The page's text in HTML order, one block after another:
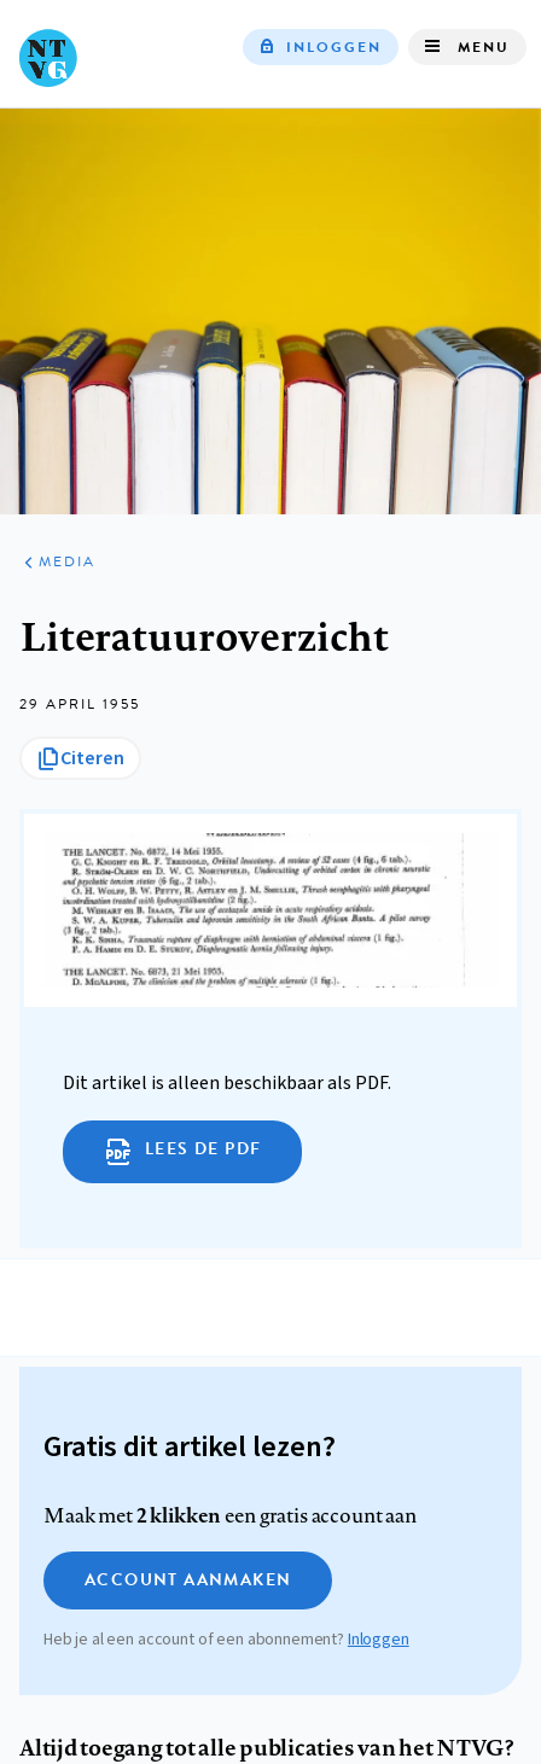
INLOGGEN MENU
ARTIKELEN
VARIA
MEDIA
Literatuuroverzicht
29 APRIL 1955
Citeren
Dit artikel is alleen beschikbaar als PDF.
LEES DE PDF
Gratis dit artikel lezen?
Maak met2 klikkeneen gratis account aan
ACCOUNT AANMAKEN
Heb je al een account of een abonnement? Inloggen
Altijd toegang tot alle publicaties van het NTVG?